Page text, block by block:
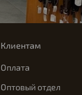
Клиентам
Оплата
Оптовый отдел